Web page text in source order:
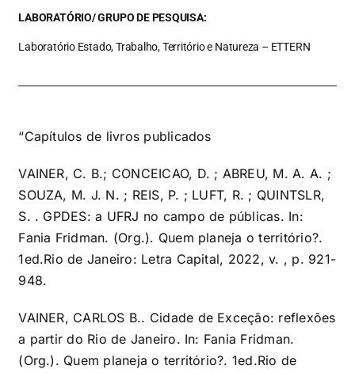
LABORATÓRIO/ GRUPO DE PESQUISA:
Laboratório Estado, Trabalho, Território e Natureza – ETTERN
“Capítulos de livros publicados
VAINER, C. B.; CONCEICAO, D. ; ABREU, M. A. A. ;
SOUZA, M. J. N. ; REIS, P. ; LUFT, R. ; QUINTSLR,
S. . GPDES: a UFRJ no campo de públicas. In:
Fania Fridman. (Org.). Quem planeja o território?.
1ed.Rio de Janeiro: Letra Capital, 2022, v. , p. 921-
948.
VAINER, CARLOS B.. Cidade de Exceção: reflexões
a partir do Rio de Janeiro. In: Fania Fridman.
(Org.). Quem planeja o território?. 1ed.Rio de